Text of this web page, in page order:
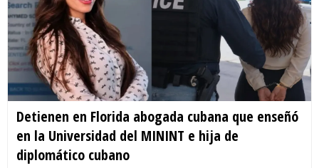
Detienen en Florida abogada cubana que enseñó
en la Universidad del MININT e hija de
diplomático cubano